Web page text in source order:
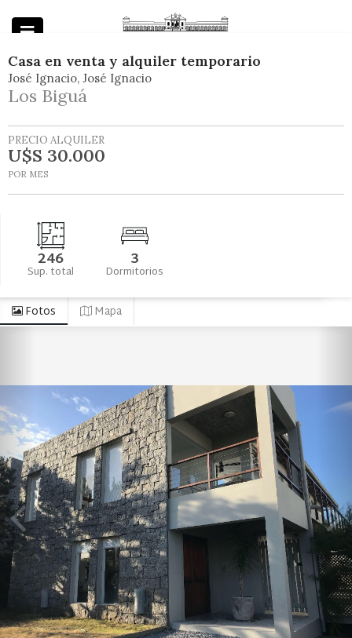
Casa en venta y alquiler temporario
José Ignacio José Ignacio
Los Biguá
PRECIO ALQUILER
U$S 30.000
POR MES
246
Sup. total 3
Dormitorios
Fotos Mapa